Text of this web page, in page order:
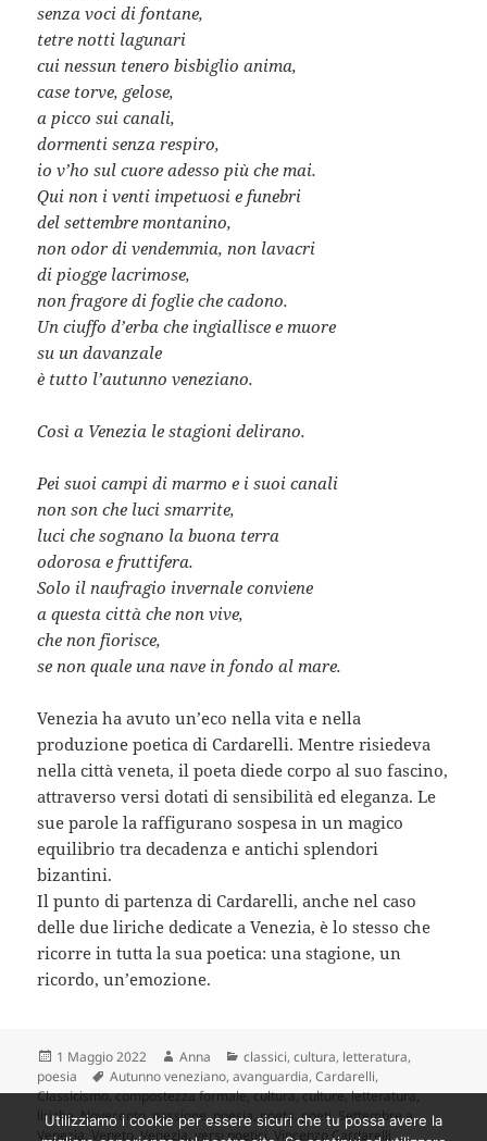
senza voci di fontane,
tetre notti lagunari
cui nessun tenero bisbiglio anima,
case torve, gelose,
a picco sui canali,
dormenti senza respiro,
io v’ho sul cuore adesso più che mai.
Qui non i venti impetuosi e funebri
del settembre montanino,
non odor di vendemmia, non lavacri
di piogge lacrimose,
non fragore di foglie che cadono.
Un ciuffo d’erba che ingiallisce e muore
su un davanzale
è tutto l’autunno veneziano.
Così a Venezia le stagioni delirano.
Pei suoi campi di marmo e i suoi canali
non son che luci smarrite,
luci che sognano la buona terra
odorosa e fruttifera.
Solo il naufragio invernale conviene
a questa città che non vive,
che non fiorisce,
se non quale una nave in fondo al mare.
Venezia ha avuto un’eco nella vita e nella
produzione poetica di Cardarelli. Mentre risiedeva
nella città veneta, il poeta diede corpo al suo fascino,
attraverso versi dotati di sensibilità ed eleganza. Le
sue parole la raffigurano sospesa in un magico
equilibrio tra decadenza e antichi splendori
bizantini.
Il punto di partenza di Cardarelli, anche nel caso
delle due liriche dedicate a Venezia, è lo stesso che
ricorre in tutta la sua poetica: una stagione, un
ricordo, un’emozione.
Scritto
il
1 Maggio 2022 Autore
Anna Categorie
classici,cultura, letteratura,
poesia
Tag
Autunno veneziano,avanguardia,Cardarelli,
Classicismo,compostezza formale,cultura,culture,letteratura,
liriche,Novecento,passione,poesia,poeta,poeti,Settembre a
Venezia, Veneto,Venezia , versi poetici, Vincenzo Cardarelli
Utilizziamo i cookie per essere sicuri che tu possa avere la